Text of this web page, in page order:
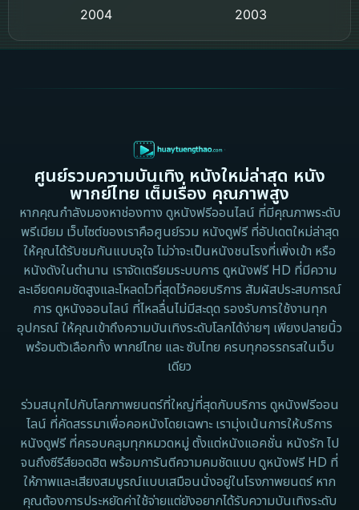
Detective สืบสวน
Disaster
Disney+
Documentary สารคดี
Documentary สารคดี
Drama ดราม่า
Drama ดราม่า
Dystopian
Emotional
Erotic
2004
2003
2002
2000
1983
1982
1971
1962
ศูนย์รวมความบันเทิง หนังใหม่ล่าสุด หนัง
พากย์ไทย เต็มเรื่อง คุณภาพสูง
หากคุณกำลังมองหาช่องทาง ดูหนังฟรีออนไลน์ ที่มีคุณภาพระดับ
พรีเมียม เว็บไซต์ของเราคือศูนย์รวม หนังดูฟรี ที่อัปเดตใหม่ล่าสุด
ให้คุณได้รับชมกันแบบจุใจ ไม่ว่าจะเป็นหนังชนโรงที่เพิ่งเข้า หรือ
หนังดังในตำนาน เราจัดเตรียมระบบการ ดูหนังฟรี HD ที่มีความ
ละเอียดคมชัดสูงและโหลดไวที่สุดไว้คอยบริการ สัมผัสประสบการณ์
การ ดูหนังออนไลน์ ที่ไหลลื่นไม่มีสะดุด รองรับการใช้งานทุก
อุปกรณ์ ให้คุณเข้าถึงความบันเทิงระดับโลกได้ง่ายๆ เพียงปลายนิ้ว
พร้อมตัวเลือกทั้ง พากย์ไทย และ ซับไทย ครบทุกอรรถรสในเว็บ
เดียว
ร่วมสนุกไปกับโลกภาพยนตร์ที่ใหญ่ที่สุดกับบริการ ดูหนังฟรีออน
ไลน์ ที่คัดสรรมาเพื่อคอหนังโดยเฉพาะ เรามุ่งเน้นการให้บริการ
หนังดูฟรี ที่ครอบคลุมทุกหมวดหมู่ ตั้งแต่หนังแอคชั่น หนังรัก ไป
จนถึงซีรีส์ยอดฮิต พร้อมการันตีความคมชัดแบบ ดูหนังฟรี HD ที่
ให้ภาพและเสียงสมบูรณ์แบบเสมือนนั่งอยู่ในโรงภาพยนตร์ หาก
คุณต้องการประหยัดค่าใช้จ่ายแต่ยังอยากได้รับความบันเทิงระดับ